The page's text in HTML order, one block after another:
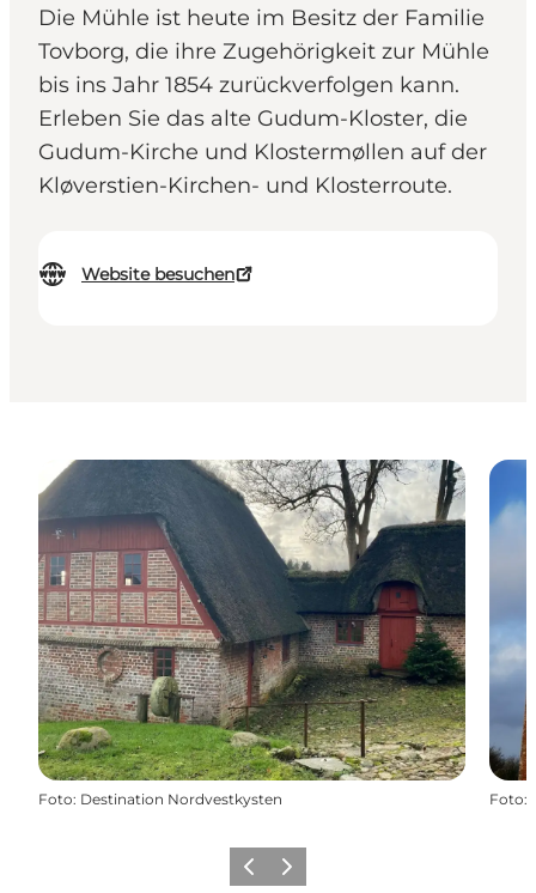
Die Mühle ist heute im Besitz der Familie
Tovborg, die ihre Zugehörigkeit zur Mühle
bis ins Jahr 1854 zurückverfolgen kann.
Erleben Sie das alte Gudum-Kloster, die
Gudum-Kirche und Klostermøllen auf der
Kløverstien-Kirchen- und Klosterroute.
Website besuchen
Foto: Destination Nordvestkysten Foto:
ZurückWeiter